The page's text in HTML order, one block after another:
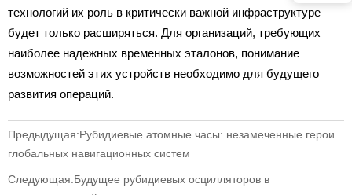
технологий их роль в критически важной инфраструктуре
будет только расширяться. Для организаций, требующих
наиболее надежных временных эталонов, понимание
возможностей этих устройств необходимо для будущего
развития операций.
Предыдущая:Рубидиевые атомные часы: незамеченные герои
глобальных навигационных систем
Следующая:Будущее рубидиевых осцилляторов в